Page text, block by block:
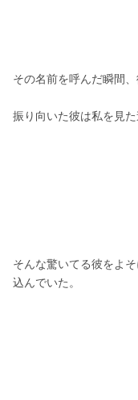
その名前を呼んだ瞬間
振り向いた彼は私を見
そんな驚いてる彼をよ
込んでいた。